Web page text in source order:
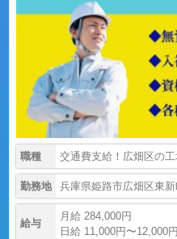
職種 交通費支給！広畑区の
勤務地 兵庫県姫路市広畑区東
給与
月給 284,000円
日給 11,000円〜12,000円